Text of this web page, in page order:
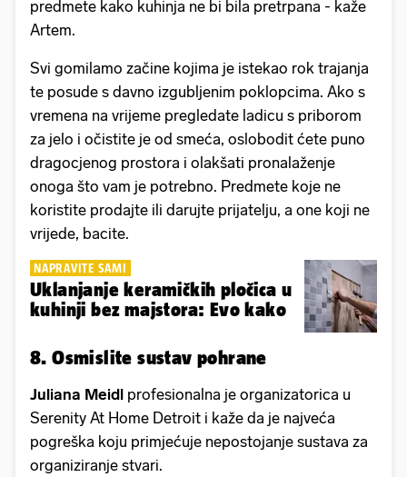
predmete kako kuhinja ne bi bila pretrpana - kaže
Artem.
Svi gomilamo začine kojima je istekao rok trajanja
te posude s davno izgubljenim poklopcima. Ako s
vremena na vrijeme pregledate ladicu s priborom
za jelo i očistite je od smeća, oslobodit ćete puno
dragocjenog prostora i olakšati pronalaženje
onoga što vam je potrebno. Predmete koje ne
koristite prodajte ili darujte prijatelju, a one koji ne
vrijede, bacite.
NAPRAVITE SAMI
Uklanjanje keramičkih pločica u
kuhinji bez majstora: Evo kako
8. Osmislite sustav pohrane
Juliana Meidl profesionalna je organizatorica u
Serenity At Home Detroit i kaže da je najveća
pogreška koju primjećuje nepostojanje sustava za
organiziranje stvari.